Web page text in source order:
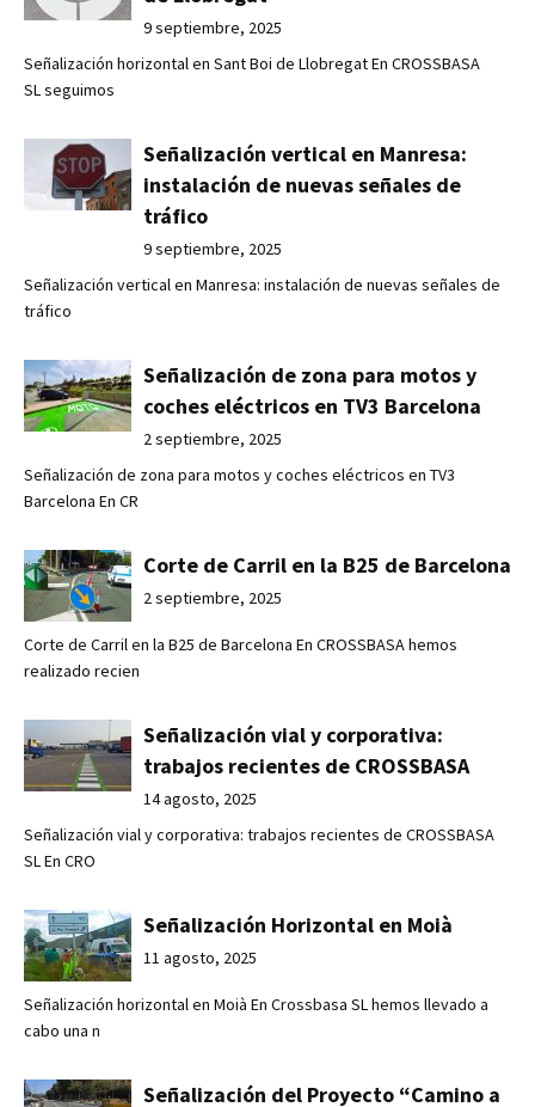
9 septiembre, 2025
Señalización horizontal en Sant Boi de Llobregat En CROSSBASA
SL seguimos
Señalización vertical en Manresa:
instalación de nuevas señales de
tráfico
9 septiembre, 2025
Señalización vertical en Manresa: instalación de nuevas señales de
tráfico
Señalización de zona para motos y
coches eléctricos en TV3 Barcelona
2 septiembre, 2025
Señalización de zona para motos y coches eléctricos en TV3
Barcelona En CR
Corte de Carril en la B25 de Barcelona
2 septiembre, 2025
Corte de Carril en la B25 de Barcelona En CROSSBASA hemos
realizado recien
Señalización vial y corporativa:
trabajos recientes de CROSSBASA
14 agosto, 2025
Señalización vial y corporativa: trabajos recientes de CROSSBASA
SL En CRO
Señalización Horizontal en Moià
11 agosto, 2025
Señalización horizontal en Moià En Crossbasa SL hemos llevado a
cabo una n
Señalización del Proyecto “Camino a